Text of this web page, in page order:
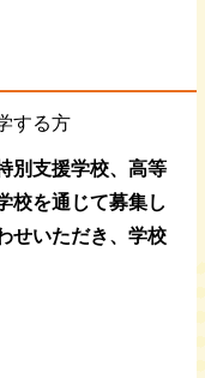
する方
別支援学校、高等
校を通じて募集し
せいただき、学校